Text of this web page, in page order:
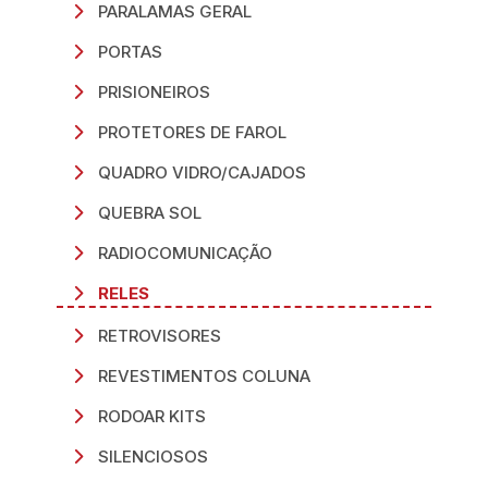
PARALAMAS GERAL
PORTAS
PRISIONEIROS
PROTETORES DE FAROL
QUADRO VIDRO/CAJADOS
QUEBRA SOL
RADIOCOMUNICAÇÃO
RELES
RETROVISORES
REVESTIMENTOS COLUNA
RODOAR KITS
SILENCIOSOS